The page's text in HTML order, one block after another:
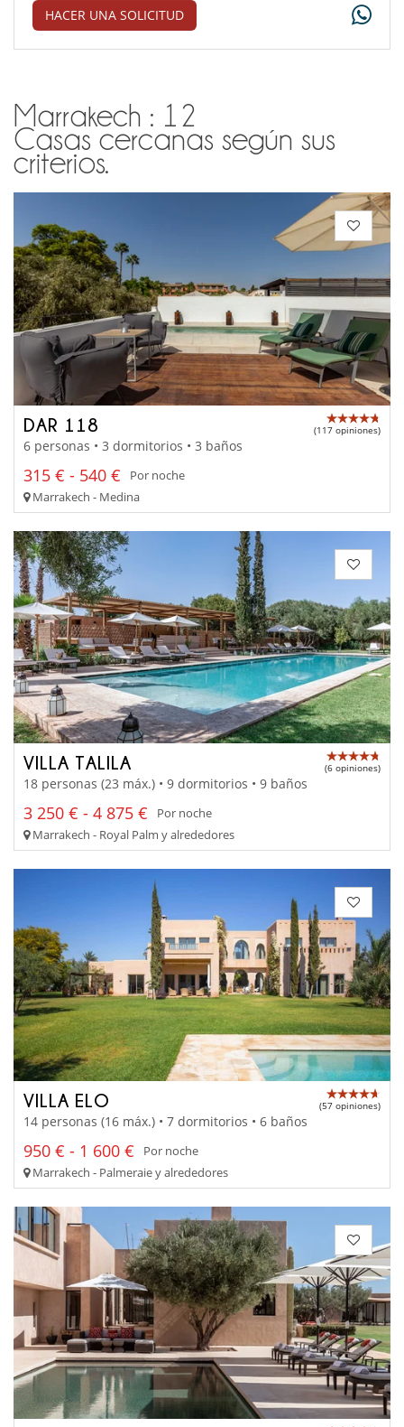
HACER UNA SOLICITUD
Marrakech : 12
Casas cercanas según sus
criterios.
DAR 118 (117 opiniones)
6 personas • 3 dormitorios • 3 baños
315 € - 540 €
Por noche
Marrakech - Medina
VILLA TALILA (6 opiniones)
18 personas (23 máx.) • 9 dormitorios • 9 baños
3 250 € - 4 875 €
Por noche
Marrakech - Royal Palm y alrededores
VILLA ELO (57 opiniones)
14 personas (16 máx.) • 7 dormitorios • 6 baños
950 € - 1 600 €
Por noche
Marrakech - Palmeraie y alrededores